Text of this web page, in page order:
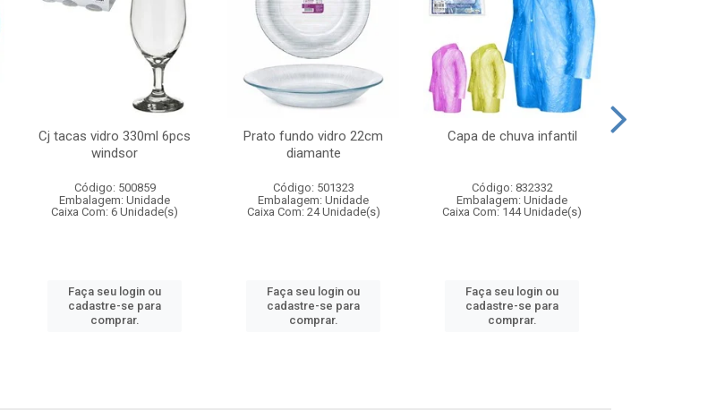
Cj tacas vidro 330ml 6pcs
windsor
Código: 500859
Embalagem: Unidade
Caixa Com: 6 Unidade(s)
Faça seu login ou
cadastre-se para
comprar.
Prato fundo vidro 22cm
diamante
Código: 501323
Embalagem: Unidade
Caixa Com: 24 Unidade(s)
Faça seu login ou
cadastre-se para
comprar.
Capa de chuva infantil
Código: 832332
Embalagem: Unidade
Caixa Com: 144 Unidade(s)
Faça seu login ou
cadastre-se para
comprar.